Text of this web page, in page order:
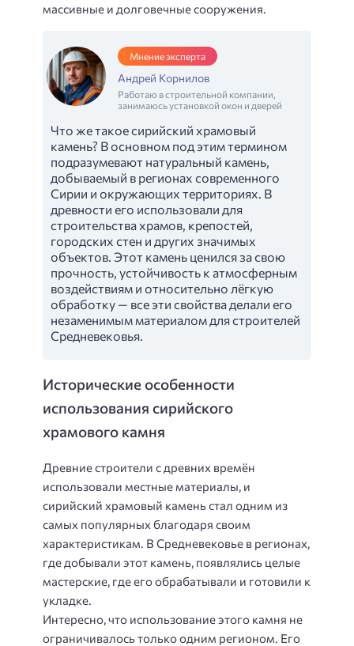
массивные и долговечные сооружения.
Мнение эксперта
Андрей Корнилов
Работаю в строительной компании,
занимаюсь установкой окон и дверей
Что же такое сирийский храмовый
камень? В основном под этим термином
подразумевают натуральный камень,
добываемый в регионах современного
Сирии и окружающих территориях. В
древности его использовали для
строительства храмов, крепостей,
городских стен и других значимых
объектов. Этот камень ценился за свою
прочность, устойчивость к атмосферным
воздействиям и относительно лёгкую
обработку — все эти свойства делали его
незаменимым материалом для строителей
Средневековья.
Исторические особенности
использования сирийского
храмового камня
Древние строители с древних времён
использовали местные материалы, и
сирийский храмовый камень стал одним из
самых популярных благодаря своим
характеристикам. В Средневековье в регионах,
где добывали этот камень, появлялись целые
мастерские, где его обрабатывали и готовили к
укладке.
Интересно, что использование этого камня не
ограничивалось только одним регионом. Его